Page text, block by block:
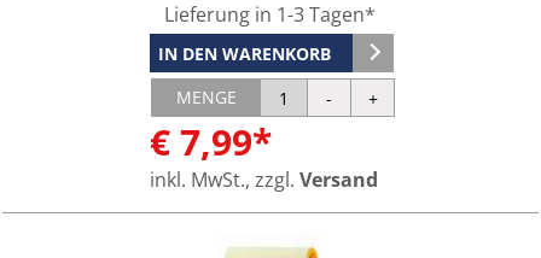
Lieferung in 1-3 Tagen*
IN DEN WARENKORB
MENGE
€ 7,99*
inkl. MwSt., zzgl. Versand